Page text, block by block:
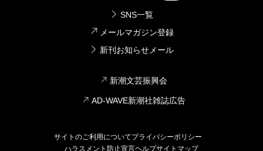
SNS一覧
メールマガジン登録
新刊お知らせメール
新潮文芸振興会
AD-WAVE新潮社雑誌広告
サイトのご利用についてプライバシーポリシー
ハラスメント防止宣言ヘルプサイトマップ